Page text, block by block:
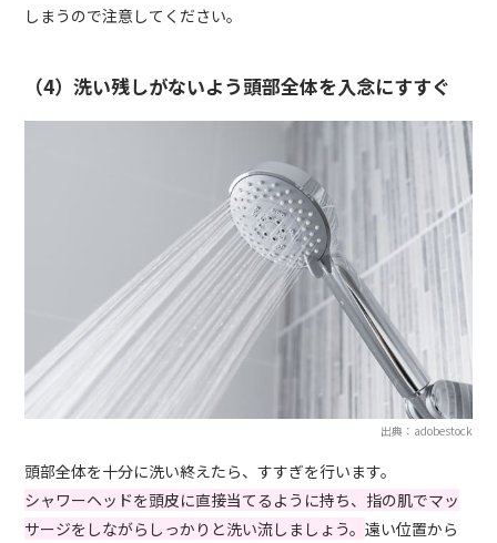
しまうので注意してください。
（4）洗い残しがないよう頭部全体を入念にすすぐ
出典：adobestock
頭部全体を十分に洗い終えたら、すすぎを行います。
シャワーヘッドを頭皮に直接当てるように持ち、指の肌でマッ
サージをしながらしっかりと洗い流しましょう。遠い位置から